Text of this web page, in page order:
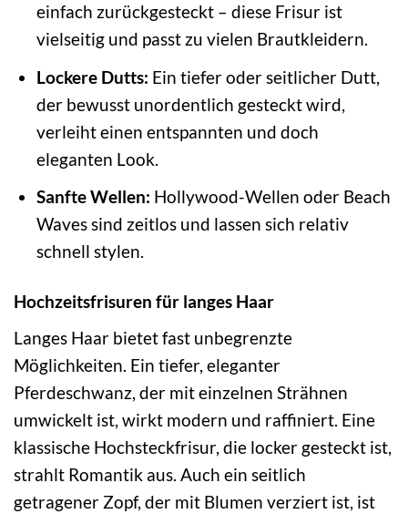
einfach zurückgesteckt – diese Frisur ist
vielseitig und passt zu vielen Brautkleidern.
Lockere Dutts: Ein tiefer oder seitlicher Dutt,
der bewusst unordentlich gesteckt wird,
verleiht einen entspannten und doch
eleganten Look.
Sanfte Wellen: Hollywood-Wellen oder Beach
Waves sind zeitlos und lassen sich relativ
schnell stylen.
Hochzeitsfrisuren für langes Haar
Langes Haar bietet fast unbegrenzte
Möglichkeiten. Ein tiefer, eleganter
Pferdeschwanz, der mit einzelnen Strähnen
umwickelt ist, wirkt modern und raffiniert. Eine
klassische Hochsteckfrisur, die locker gesteckt ist,
strahlt Romantik aus. Auch ein seitlich
getragener Zopf, der mit Blumen verziert ist, ist